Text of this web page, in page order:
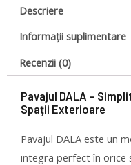
Descriere
Informații suplimentare
Recenzii (0)
Pavajul DALA –
Spații Exterioare
Pavajul DALA este un
integra perfect în